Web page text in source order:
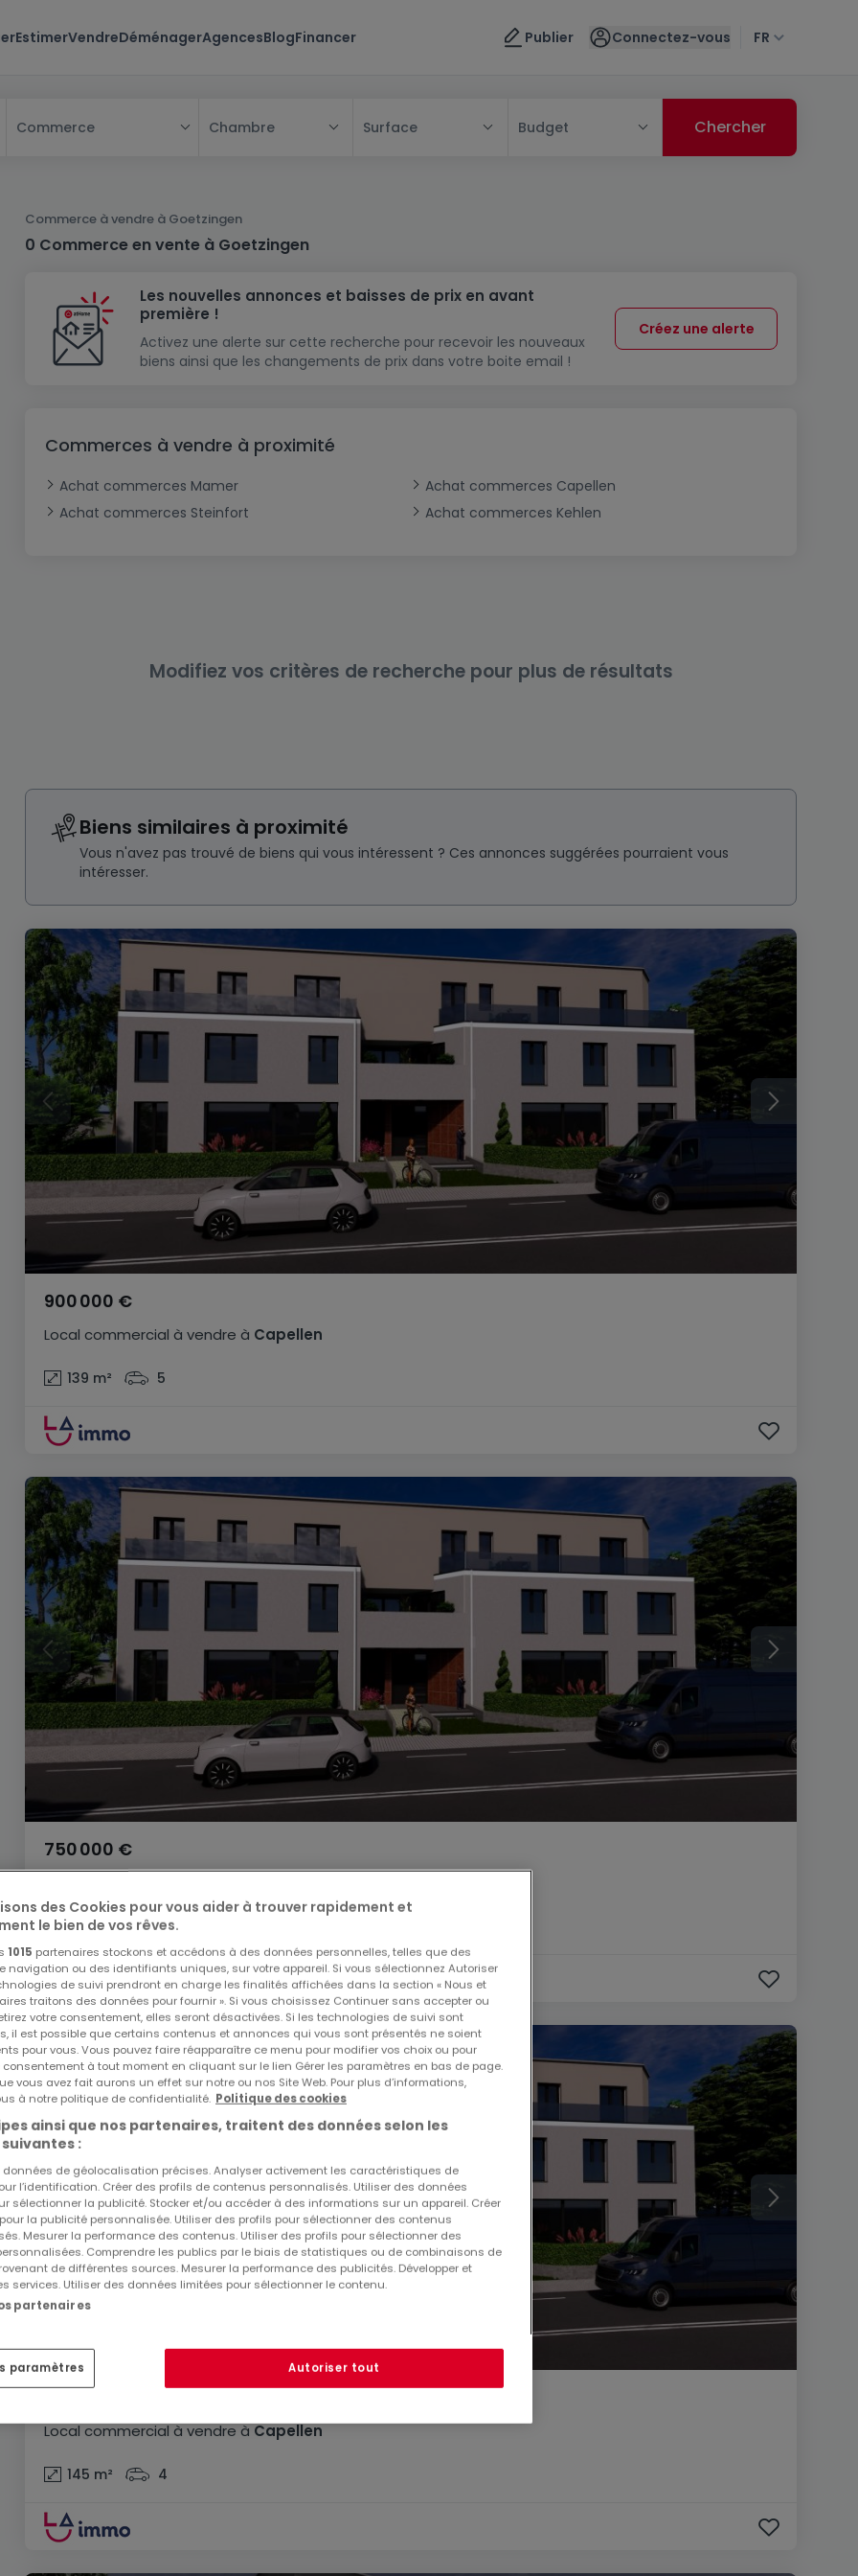
EstimerVendreDéménagerAgencesBlogFinancer Publier Connectez-vous FR
Commerce
Maison
Maison mitoyenne
Maison jumelée
Château
Corps de ferme
Appartement
Chambre
Studio
Triplex
Mansarde
Résidence
Lotissement
Maison à construire
Modèle de maison
Immeuble de rapport
Terrain non constructible
Garage - Parking
Garage fermé
Bureau
Local commercial
Exploitation agricole
Chambre Surface Budget
Commerce à vendre à Goetzingen
0 Commerce en vente à Goetzingen
Les nouvelles annonces et baisses de prix en avant
première !
Activez une alerte sur cette recherche pour recevoir les nouveaux
biens ainsi que les changements de prix dans votre boite email !
Créez une alerte
Commerces à vendre à proximité
Achat commerces Mamer
Achat commerces Capellen
Achat commerces Steinfort
Achat commerces Kehlen
Modifiez vos critères de recherche pour plus de résultats
Biens similaires à proximité
Vous n'avez pas trouvé de biens qui vous intéressent ? Ces annonces suggérées pourraient vous
intéresser.
Local commercial à vendre à Capellen
900 000 €
139 m² 5
750 000 €
113 m² 5
Local commercial à vendre à Capellen
145 m² 4
des Cookies pour vous aider à trouver rapidement et
le bien de vos rêves.
1015 partenaires stockons et accédons à des données personnelles, telles que des
navigation ou des identifiants uniques, sur votre appareil. Si vous sélectionnez Autoriser
de suivi prendront en charge les finalités affichées dans la section « Nous et
traitons des données pour fournir ». Si vous choisissez Continuer sans accepter ou
votre consentement, elles seront désactivées. Si les technologies de suivi sont
il est possible que certains contenus et annonces qui vous sont présentés ne soient
pour vous. Vous pouvez faire réapparaître ce menu pour modifier vos choix ou pour
consentement à tout moment en cliquant sur le lien Gérer les paramètres en bas de page.
vous avez fait aurons un effet sur notre ou nos Site Web. Pour plus d’informations,
à notre politique de confidentialité. Politique des cookies
ainsi que nos partenaires, traitent des données selon les
:
données de géolocalisation précises. Analyser activement les caractéristiques de
l’identification. Créer des profils de contenus personnalisés. Utiliser des données
sélectionner la publicité. Stocker et/ou accéder à des informations sur un appareil. Créer
la publicité personnalisée. Utiliser des profils pour sélectionner des contenus
Mesurer la performance des contenus. Utiliser des profils pour sélectionner des
Comprendre les publics par le biais de statistiques ou de combinaisons de
de différentes sources. Mesurer la performance des publicités. Développer et
services. Utiliser des données limitées pour sélectionner le contenu.
partenaires
paramètres Autoriser tout